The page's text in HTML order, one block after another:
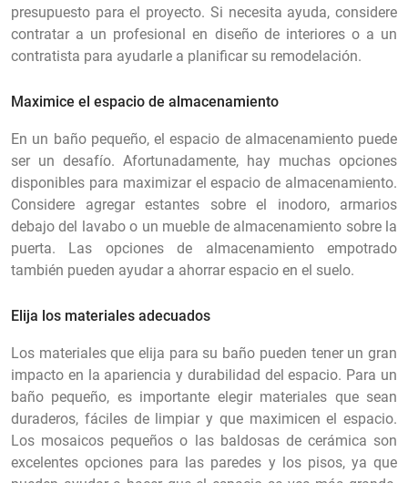
presupuesto para el proyecto. Si necesita ayuda, considere
contratar a un profesional en diseño de interiores o a un
contratista para ayudarle a planificar su remodelación.
Maximice el espacio de almacenamiento
En un baño pequeño, el espacio de almacenamiento puede
ser un desafío. Afortunadamente, hay muchas opciones
disponibles para maximizar el espacio de almacenamiento.
Considere agregar estantes sobre el inodoro, armarios
debajo del lavabo o un mueble de almacenamiento sobre la
puerta. Las opciones de almacenamiento empotrado
también pueden ayudar a ahorrar espacio en el suelo.
Elija los materiales adecuados
Los materiales que elija para su baño pueden tener un gran
impacto en la apariencia y durabilidad del espacio. Para un
baño pequeño, es importante elegir materiales que sean
duraderos, fáciles de limpiar y que maximicen el espacio.
Los mosaicos pequeños o las baldosas de cerámica son
excelentes opciones para las paredes y los pisos, ya que